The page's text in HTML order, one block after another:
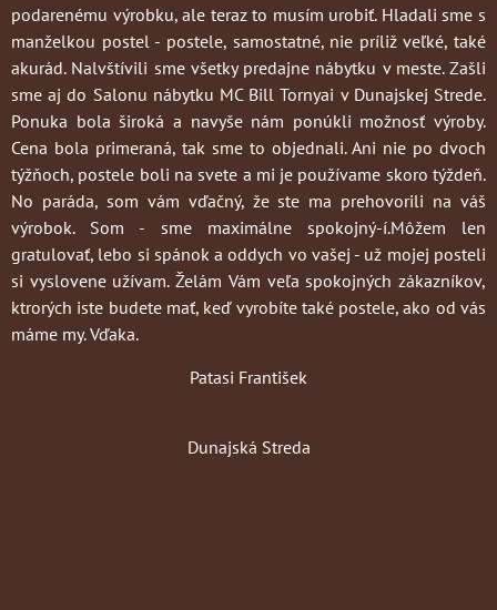
podarenému výrobku, ale teraz to musím urobiť. Hladali sme s
manželkou postel - postele, samostatné, nie príliž veľké, také
akurád. Nalvštívili sme všetky predajne nábytku v meste. Zašli
sme aj do Salonu nábytku MC Bill Tornyai v Dunajskej Strede.
Ponuka bola široká a navyše nám ponúkli možnosť výroby.
Cena bola primeraná, tak sme to objednali. Ani nie po dvoch
týžňoch, postele boli na svete a mi je používame skoro týždeň.
No paráda, som vám vďačný, že ste ma prehovorili na váš
výrobok. Som - sme maximálne spokojný-í.Môžem len
gratulovať, lebo si spánok a oddych vo vašej - už mojej posteli
si vyslovene užívam. Želám Vám veľa spokojných zákazníkov,
ktrorých iste budete mať, keď vyrobíte také postele, ako od vás
máme my. Vďaka.
Patasi František
Dunajská Streda